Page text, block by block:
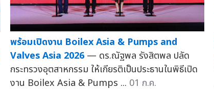
พร้อมเปิดงาน Boilex Asia & Pumps and
Valves Asia 2026 — ดร.ณัฐพล รังสิตพล ปลัด
กระทรวงอุตสาหกรรม ให้เกียรติเป็นประธานในพิธีเปิด
งาน Boilex Asia & Pumps ... 01 ก.ค.